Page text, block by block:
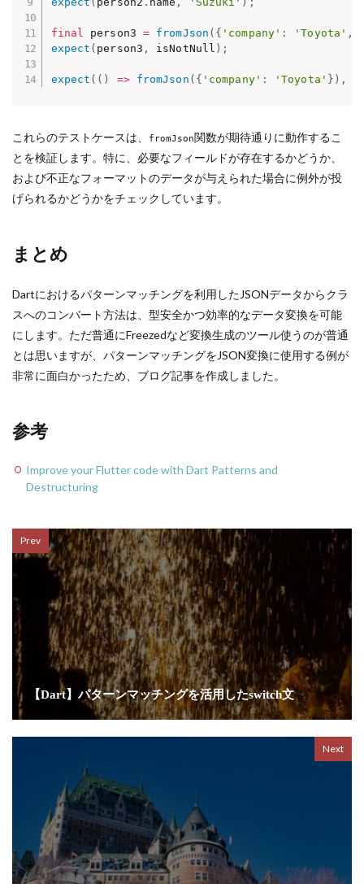
final person3 = fromJson ( { 'company' : 'Toyota' ,
expect ( person3 , isNotNull ) ;
expect ( ( ) => fromJson ( { 'company' : 'Toyota' } ) ,
これらのテストケースは、 fromJson関数が期待通りに動作するこ
とを検証します。特に、必要なフィールドが存在するかどうか、
および不正なフォーマットのデータが与えられた場合に例外が投
げられるかどうかをチェックしています。
まとめ
Dartにおけるパターンマッチングを利用したJSONデータからクラ
スへのコンバート方法は、型安全かつ効率的なデータ変換を可能
にします。ただ普通にFreezedなど変換生成のツール使うのが普通
とは思いますが、パターンマッチングをJSON変換に使用する例が
非常に面白かったため、ブログ記事を作成しました。
参考
Improve your Flutter code with Dart Patterns and
Destructuring
Prev
【Dart】パターンマッチングを活用したswitch文
Next